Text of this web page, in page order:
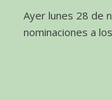
Ayer lunes 28 de
nominaciones a